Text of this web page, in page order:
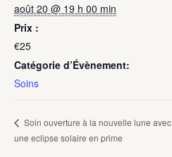
août 20 @ 19 h 00 min
Prix :
€25
Catégorie d’Évènement:
Soins
Soin ouverture à la nouvelle lune avec
une eclipse solaire en prime